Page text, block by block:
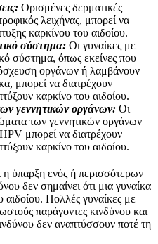
Ορισμένες δερματικές
λειχήνας, μπορεί να
καρκίνου του αιδοίου.
σύστημα: Οι γυναίκες με
σύστημα, όπως εκείνες που
οργάνων ή λαμβάνουν
μπορεί να διατρέχουν
καρκίνο του αιδοίου.
γεννητικών οργάνων: Οι
των γεννητικών οργάνων
μπορεί να διατρέχουν
καρκίνο του αιδοίου.
η ύπαρξη ενός ή περισσότερων
δεν σημαίνει ότι μια γυναίκα
αιδοίου. Πολλές γυναίκες με
παράγοντες κινδύνου και
δεν αναπτύσσουν ποτέ τη